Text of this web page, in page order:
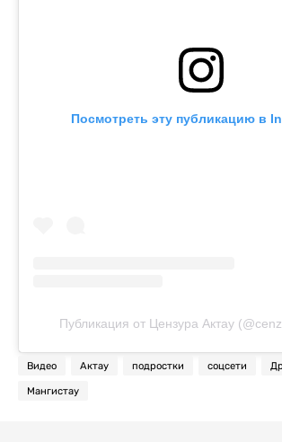
Посмотреть эту публикацию в
Публикация от Цензура Актау
Видео Актау подростки соцсети
Мангистау